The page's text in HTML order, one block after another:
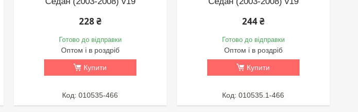
228 ₴
Готово до відправки
Оптом і в роздріб
Купити
010535-466
244 ₴
Готово до відправки
Оптом і в роздріб
Купити
010535.1-466